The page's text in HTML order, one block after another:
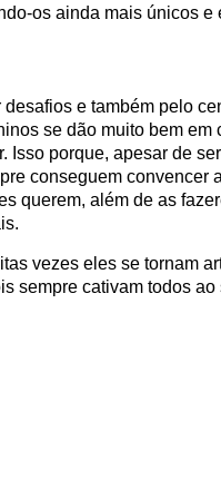
os ainda mais únicos e
e também pelo
se dão muito bem em
Isso porque, apesar de
conseguem convencer
querem, além de as
vezes eles se tornam
sempre cativam todos ao